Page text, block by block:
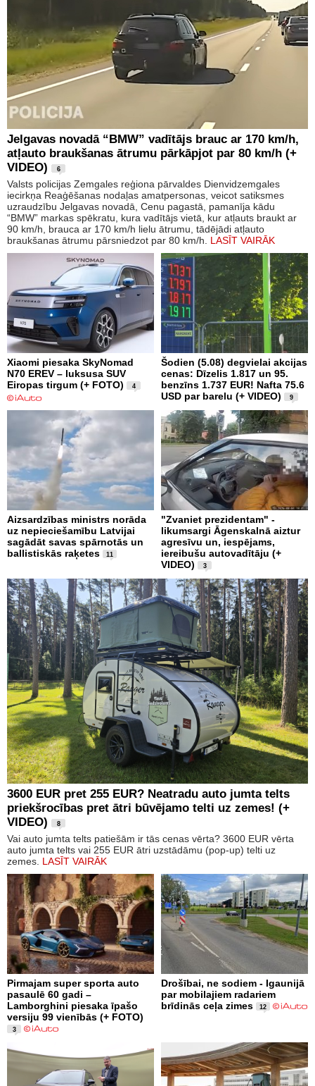
Jelgavas novadā “BMW” vadītājs brauc ar 170 km/h,
atļauto braukšanas ātrumu pārkāpjot par 80 km/h (+
VIDEO)
6
Valsts policijas Zemgales reģiona pārvaldes Dienvidzemgales
iecirkņa Reaģēšanas nodaļas amatpersonas, veicot satiksmes
uzraudzību Jelgavas novadā, Cenu pagastā, pamanīja kādu
“BMW” markas spēkratu, kura vadītājs vietā, kur atļauts braukt ar
90 km/h, brauca ar 170 km/h lielu ātrumu, tādējādi atļauto
braukšanas ātrumu pārsniedzot par 80 km/h. LASĪT VAIRĀK
Xiaomi piesaka SkyNomad
N70 EREV – luksusa SUV
Eiropas tirgum (+ FOTO)
4
Šodien (5.08) degvielai akcijas
cenas: Dīzelis 1.817 un 95.
benzīns 1.737 EUR! Nafta 75.6
USD par barelu (+ VIDEO)
9
Aizsardzības ministrs norāda
uz nepieciešamību Latvijai
sagādāt savas spārnotās un
ballistiskās raķetes
11
"Zvaniet prezidentam" -
likumsargi Āgenskalnā aiztur
agresīvu un, iespējams,
iereibušu autovadītāju (+
VIDEO)
3
3600 EUR pret 255 EUR? Neatradu auto jumta telts
priekšrocības pret ātri būvējamo telti uz zemes! (+
VIDEO)
8
Vai auto jumta telts patiešām ir tās cenas vērta? 3600 EUR vērta
auto jumta telts vai 255 EUR ātri uzstādāmu (pop-up) telti uz
zemes. LASĪT VAIRĀK
Pirmajam super sporta auto
pasaulē 60 gadi –
Lamborghini piesaka īpašo
versiju 99 vienībās (+ FOTO)
3
Drošībai, ne sodiem - Igaunijā
par mobilajiem radariem
brīdinās ceļa zimes
12